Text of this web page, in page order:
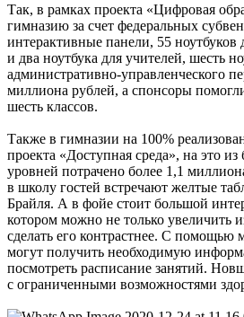
Так, в рамках проекта «Цифровая
гимназию за счет федеральных
интерактивные панели, 55 ноутбуков
и два ноутбука для учителей, шесть
административно-управленческого
миллиона рублей, а спонсоры
шесть классов.
Также в гимназии на 100%
проекта «Доступная среда», на это
уровней потрачено более 1,1
в школу гостей встречают желтые
Брайля. А в фойе стоит большой
котором можно не только увеличить
сделать его контрастнее. С помощью
могут получить необходимую
посмотреть расписание занятий.
с ограниченными возможностями